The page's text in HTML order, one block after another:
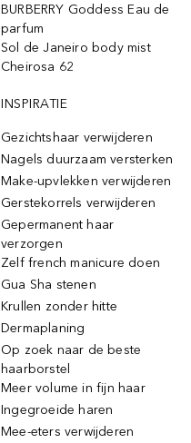
BURBERRY Goddess Eau de
parfum
Sol de Janeiro body mist
Cheirosa 62
INSPIRATIE
Gezichtshaar verwijderen
Nagels duurzaam versterken
Make-upvlekken verwijderen
Gerstekorrels verwijderen
Gepermanent haar
verzorgen
Zelf french manicure doen
Gua Sha stenen
Krullen zonder hitte
Dermaplaning
Op zoek naar de beste
haarborstel
Meer volume in fijn haar
Ingegroeide haren
Mee-eters verwijderen